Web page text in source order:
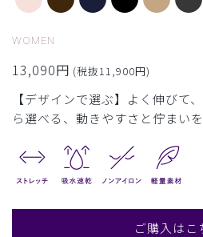
WOMEN
13,090円 (税抜11,900円)
【デザインで選ぶ】よく伸びて
ら選べる、動きやすさと佇まい
ご購入はこ